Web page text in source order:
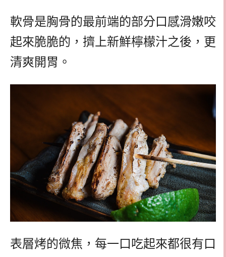
軟骨是胸骨的最前端的部分口感滑嫩咬
起來脆脆的，擠上新鮮檸檬汁之後，更
清爽開胃。
表層烤的微焦，每一口吃起來都很有口